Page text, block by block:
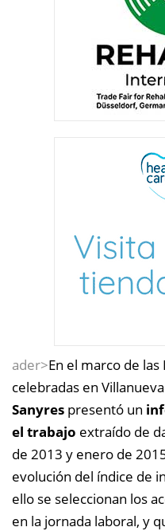
ader>En el marco de las
celebradas en
Sanyres presentó un
el trabajo extraído de
de 2013 y enero de
evolución del índice de
ello se seleccionan los
en la jornada laboral, y